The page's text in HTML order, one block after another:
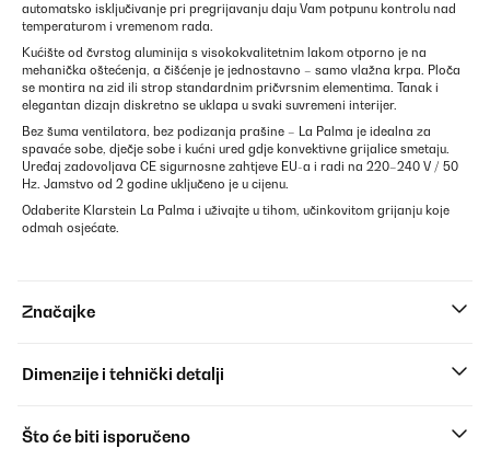
automatsko isključivanje pri pregrijavanju daju Vam potpunu kontrolu nad
temperaturom i vremenom rada.
Kućište od čvrstog aluminija s visokokvalitetnim lakom otporno je na
mehanička oštećenja, a čišćenje je jednostavno – samo vlažna krpa. Ploča
se montira na zid ili strop standardnim pričvrsnim elementima. Tanak i
elegantan dizajn diskretno se uklapa u svaki suvremeni interijer.
Bez šuma ventilatora, bez podizanja prašine – La Palma je idealna za
spavaće sobe, dječje sobe i kućni ured gdje konvektivne grijalice smetaju.
Uređaj zadovoljava CE sigurnosne zahtjeve EU-a i radi na 220–240 V / 50
Hz. Jamstvo od 2 godine uključeno je u cijenu.
Odaberite Klarstein La Palma i uživajte u tihom, učinkovitom grijanju koje
odmah osjećate.
Značajke
Dimenzije i tehnički detalji
Što će biti isporučeno